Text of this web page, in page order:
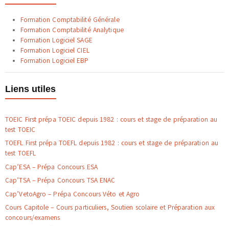
Formation Comptabilité Générale
Formation Comptabilité Analytique
Formation Logiciel SAGE
Formation Logiciel CIEL
Formation Logiciel EBP
Liens utiles
TOEIC First prépa TOEIC depuis 1982 : cours et stage de préparation au
test TOEIC
TOEFL First prépa TOEFL depuis 1982 : cours et stage de préparation au
test TOEFL
Cap’ESA – Prépa Concours ESA
Cap’TSA – Prépa Concours TSA ENAC
Cap’VetoAgro – Prépa Concours Véto et Agro
Cours Capitole – Cours particuliers, Soutien scolaire et Préparation aux
concours/examens